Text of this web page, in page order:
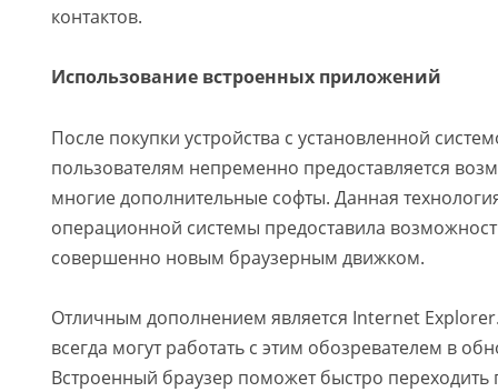
контактов.
Использование встроенных приложений
После покупки устройства с установленной
пользователям непременно предоставляется
многие дополнительные софты. Данная
операционной системы предоставила
совершенно новым браузерным движком.
Отличным дополнением является Internet
всегда могут работать с этим обозревателем в
Встроенный браузер поможет быстро